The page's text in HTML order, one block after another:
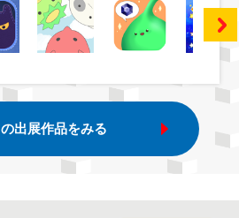
出展作品をみる